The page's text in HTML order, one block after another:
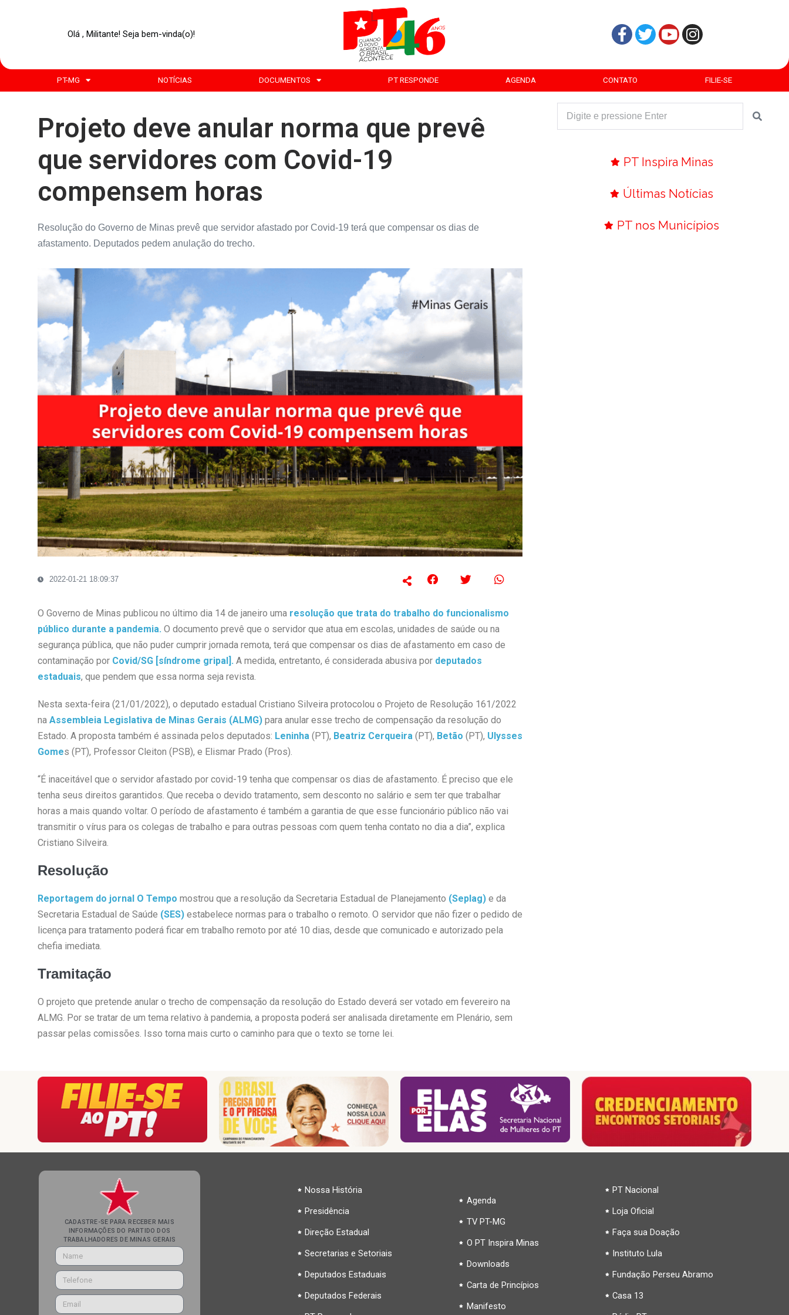
Olá , Militante! Seja bem-vinda(o)!
PT-MG NOTÍCIAS DOCUMENTOS PT RESPONDE AGENDA CONTATO FILIE-SE
Projeto deve anular norma que prevê
que servidores com Covid-19
compensem horas
Resolução do Governo de Minas prevê que servidor afastado por Covid-19 terá que compensar os dias de
afastamento. Deputados pedem anulação do trecho.
2022-01-21 18:09:37
O Governo de Minas publicou no último dia 14 de janeiro uma resolução que trata do trabalho do funcionalismo
público durante a pandemia. O documento prevê que o servidor que atua em escolas, unidades de saúde ou na
segurança pública, que não puder cumprir jornada remota, terá que compensar os dias de afastamento em caso de
contaminação por Covid/SG [síndrome gripal]. A medida, entretanto, é considerada abusiva por deputados
estaduais, que pendem que essa norma seja revista.
Nesta sexta-feira (21/01/2022), o deputado estadual Cristiano Silveira protocolou o Projeto de Resolução 161/2022
na Assembleia Legislativa de Minas Gerais (ALMG)para anular esse trecho de compensação da resolução do
Estado. A proposta também é assinada pelos deputados: Leninha (PT), Beatriz Cerqueira (PT), Betão (PT), Ulysses
Gomes (PT), Professor Cleiton (PSB), e Elismar Prado (Pros).
“É inaceitável que o servidor afastado por covid-19 tenha que compensar os dias de afastamento. É preciso que ele
tenha seus direitos garantidos. Que receba o devido tratamento, sem desconto no salário e sem ter que trabalhar
horas a mais quando voltar. O período de afastamento é também a garantia de que esse funcionário público não vai
transmitir o vírus para os colegas de trabalho e para outras pessoas com quem tenha contato no dia a dia”, explica
Cristiano Silveira.
Resolução
Reportagem do jornal O Tempo mostrou que a resolução da Secretaria Estadual de Planejamento (Seplag)e da
Secretaria Estadual de Saúde (SES)estabelece normas para o trabalho o remoto. O servidor que não fizer o pedido de
licença para tratamento poderá ficar em trabalho remoto por até 10 dias, desde que comunicado e autorizado pela
chefia imediata.
Tramitação
O projeto que pretende anular o trecho de compensação da resolução do Estado deverá ser votado em fevereiro na
ALMG. Por se tratar de um tema relativo à pandemia, a proposta poderá ser analisada diretamente em Plenário, sem
passar pelas comissões. Isso torna mais curto o caminho para que o texto se torne lei.
PT Inspira Minas
Últimas Notícias
PT nos Municípios
CADASTRE-SE PARA RECEBER MAIS
INFORMAÇÕES DO PARTIDO DOS
TRABALHADORES DE MINAS GERAIS
Nossa História
Presidência
Direção Estadual
Secretarias e Setoriais
Deputados Estaduais
Deputados Federais
Agenda
TV PT-MG
O PT Inspira Minas
Downloads
Carta de Princípios
Manifesto
PT Nacional
Loja Oficial
Faça sua Doação
Instituto Lula
Fundação Perseu Abramo
Casa 13